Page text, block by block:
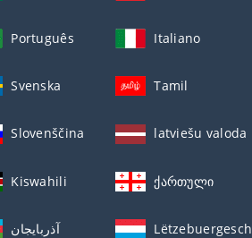
Português Italiano
Svenska Tamil
Slovenščina latviešu valoda
Kiswahili ქართული
آذربايجان Lëtzebuergesch